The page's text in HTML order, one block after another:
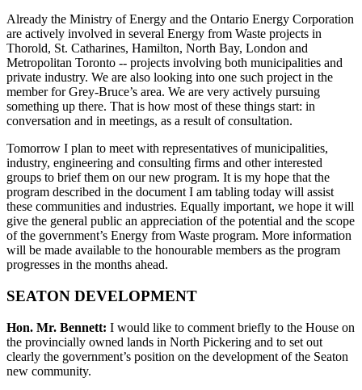
Already the Ministry of Energy and the Ontario Energy Corporation
are actively involved in several Energy from Waste projects in
Thorold, St. Catharines, Hamilton, North Bay, London and
Metropolitan Toronto -- projects involving both municipalities and
private industry. We are also looking into one such project in the
member for Grey-Bruce’s area. We are very actively pursuing
something up there. That is how most of these things start: in
conversation and in meetings, as a result of consultation.
Tomorrow I plan to meet with representatives of municipalities,
industry, engineering and consulting firms and other interested
groups to brief them on our new program. It is my hope that the
program described in the document I am tabling today will assist
these communities and industries. Equally important, we hope it will
give the general public an appreciation of the potential and the scope
of the government’s Energy from Waste program. More information
will be made available to the honourable members as the program
progresses in the months ahead.
SEATON DEVELOPMENT
Hon. Mr. Bennett: I would like to comment briefly to the House on
the provincially owned lands in North Pickering and to set out
clearly the government’s position on the development of the Seaton
new community.